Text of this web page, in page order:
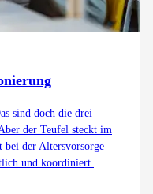
sind doch die drei
der Teufel steckt im
bei der Altersvorsorge
und koordiniert.